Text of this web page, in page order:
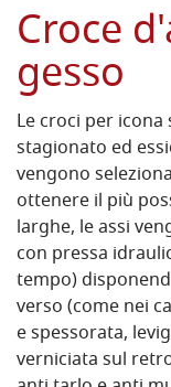
Croce
gesso
Le croci per
stagionato ed
vengono
ottenere il più
larghe, le assi
con pressa
tempo)
verso (come nei
e spessorata,
verniciata sul